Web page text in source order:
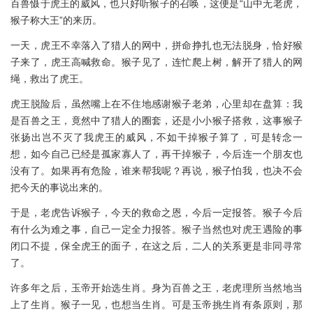
百兽慑于虎王的威风，也只好听猴子的召唤，这便是“山中无老虎，
猴子称大王”的来历。
一天，虎王不幸落入了猎人的网中，拼命挣扎也无法脱身，恰好猴
子来了，虎王高喊救命。猴子见了，连忙爬上树，解开了猎人的网
绳，救出了虎王。
虎王脱险后，虽然嘴上在不住地感谢猴子老弟，心里却在盘算：我
是百兽之王，竟然中了猎人的圈套，还是小小猴子搭救，这事猴子
张扬出岂不灭了我虎王的威风，不如干掉猴子算了，可是转念一
想，如今自己已经是孤家寡人了，再干掉猴子，今后连一个朋友也
没有了。如果再有危险，谁来帮我呢？再说，猴子怕我，也决不会
把今天的事说出来的。
于是，老虎告诉猴子，今天的救命之恩，今后一定报答。猴子今后
有什么为难之事，自己一定全力报答。猴子当然也对虎王遇险的事
闭口不提，保全虎王的面子，在这之后，二人的关系更是非同寻常
了。
许多年之后，玉帝开始选生肖。身为百兽之王，老虎理所当然地当
上了生肖。猴子一见，也想当生肖。可是玉帝挑生肖有条原则，那